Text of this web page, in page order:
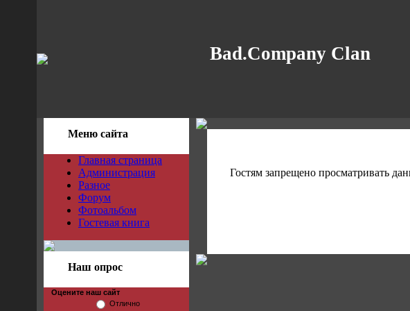
Bad.Company Clan
Меню сайта
Главная страница
Администрация
Разное
Форум
Фотоальбом
Гостевая книга
Наш опрос
Оцените наш сайт
Отлично
Гостям запрещено просматривать